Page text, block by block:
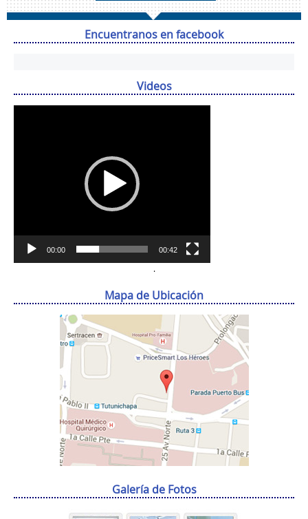
Encuentranos en facebook
Videos
00:00 00:42
.
Mapa de Ubicación
Galería de Fotos